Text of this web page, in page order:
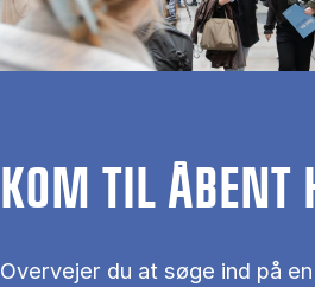
KOM TIL ÅBENT
Overvejer du at søge ind på